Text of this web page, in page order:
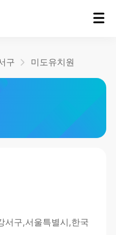
구 미도유치원
서구,서울특별시,한국